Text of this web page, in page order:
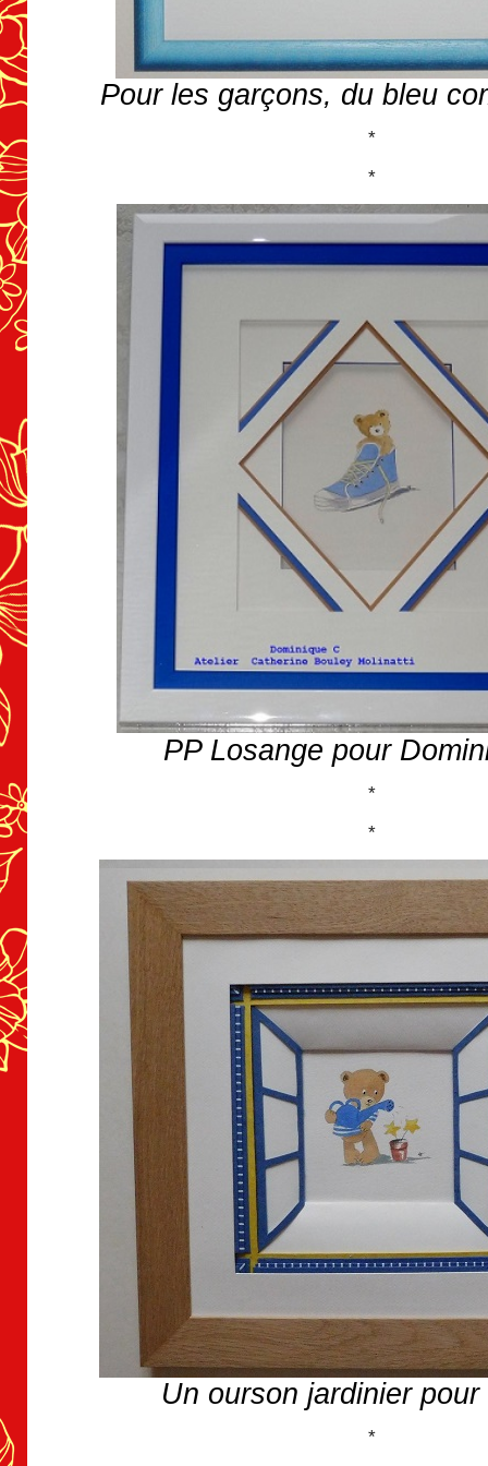
Pour les garçons, du bleu
*
*
PP Losange pour
*
*
Un ourson jardinier pour
*